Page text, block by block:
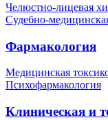
Челюстно-лицевая
Судебно-
Фармакология
Медицинская
Психофармакология
Клиническая и